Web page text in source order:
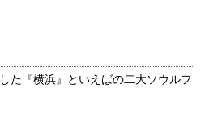
た『横浜』といえばの二大ソウルフ